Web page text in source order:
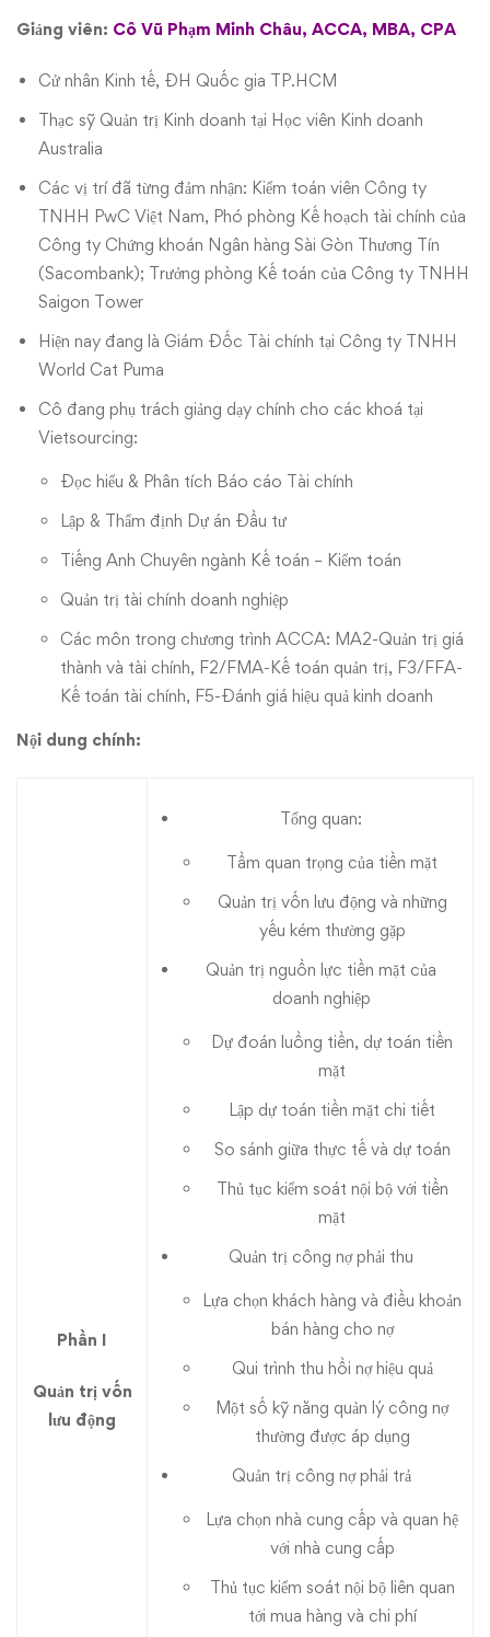
Giảng viên: Cô Vũ Phạm Minh Châu, ACCA, MBA, CPA
Cử nhân Kinh tế, ĐH Quốc gia TP.HCM
Thạc sỹ Quản trị Kinh doanh tại Học viên Kinh doanh
Australia
Các vị trí đã từng đảm nhận: Kiểm toán viên Công ty
TNHH PwC Việt Nam, Phó phòng Kế hoạch tài chính của
Công ty Chứng khoán Ngân hàng Sài Gòn Thương Tín
(Sacombank); Trưởng phòng Kế toán của Công ty TNHH
Saigon Tower
Hiện nay đang là Giám Đốc Tài chính tại Công ty TNHH
World Cat Puma
Cô đang phụ trách giảng dạy chính cho các khoá tại
Vietsourcing:
Đọc hiểu & Phân tích Báo cáo Tài chính
Lập & Thẩm định Dự án Đầu tư
Tiếng Anh Chuyên ngành Kế toán – Kiểm toán
Quản trị tài chính doanh nghiệp
Các môn trong chương trình ACCA: MA2-Quản trị giá
thành và tài chính, F2/FMA-Kế toán quản trị, F3/FFA-
Kế toán tài chính, F5-Đánh giá hiệu quả kinh doanh
Nội dung chính:
Phần I
Quản trị vốn
lưu động
Tổng quan:
Tầm quan trọng của tiền mặt
Quản trị vốn lưu động và những
yếu kém thường gặp
Quản trị nguồn lực tiền mặt của
doanh nghiệp
Dự đoán luồng tiền, dự toán tiền
mặt
Lập dự toán tiền mặt chi tiết
So sánh giữa thực tế và dự toán
Thủ tục kiểm soát nội bộ với tiền
mặt
Quản trị công nợ phải thu
Lựa chọn khách hàng và điều khoản
bán hàng cho nợ
Qui trình thu hồi nợ hiệu quả
Một số kỹ năng quản lý công nợ
thường được áp dụng
Quản trị công nợ phải trả
Lựa chọn nhà cung cấp và quan hệ
với nhà cung cấp
Thủ tục kiểm soát nội bộ liên quan
tới mua hàng và chi phí